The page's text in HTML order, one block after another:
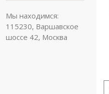
Мы находимся:
115230, Варшавское
шоссе 42, Москва